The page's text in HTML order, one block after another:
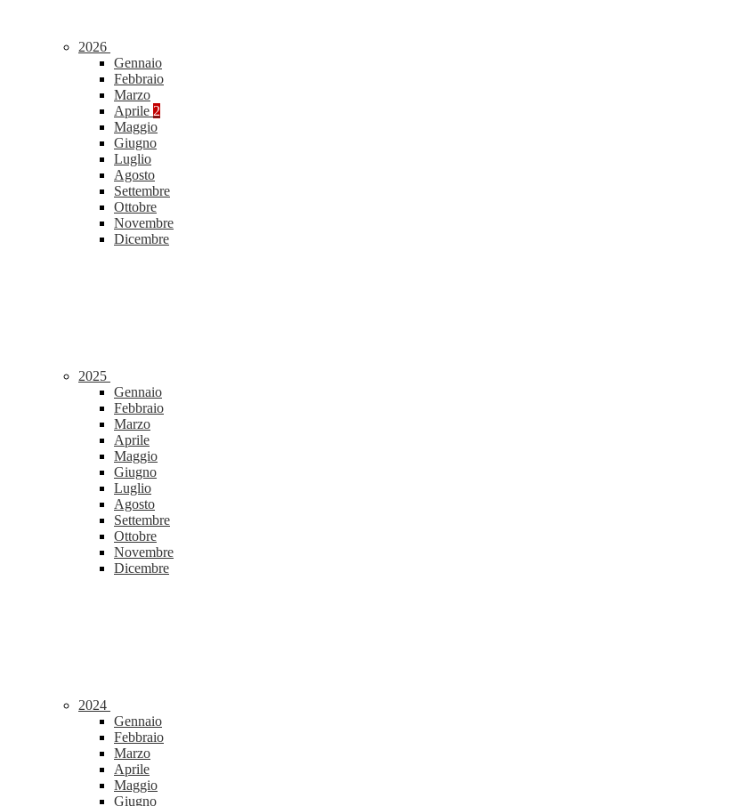
2026
Gennaio
Febbraio
Marzo
Aprile 2
Maggio
Giugno
Luglio
Agosto
Settembre
Ottobre
Novembre
Dicembre
2025
Gennaio
Febbraio
Marzo
Aprile
Maggio
Giugno
Luglio
Agosto
Settembre
Ottobre
Novembre
Dicembre
2024
Gennaio
Febbraio
Marzo
Aprile
Maggio
Giugno